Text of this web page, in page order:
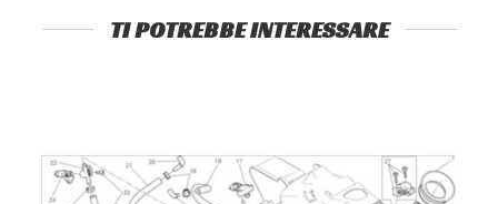
TI POTREBBE INTERESSARE